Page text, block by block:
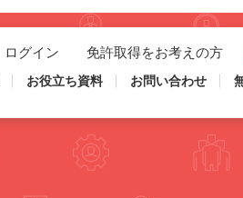
ログイン 免許取得をお考えの方
お役立ち資料 お問い合わせ